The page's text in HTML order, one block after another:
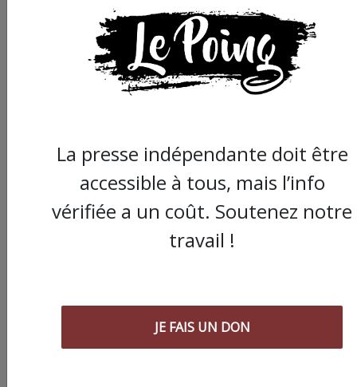
Voir tous les numéros papier
La presse indépendante doit être
accessible à tous, mais l’info
vérifiée a un coût. Soutenez notre
travail !
JE FAIS UN DON